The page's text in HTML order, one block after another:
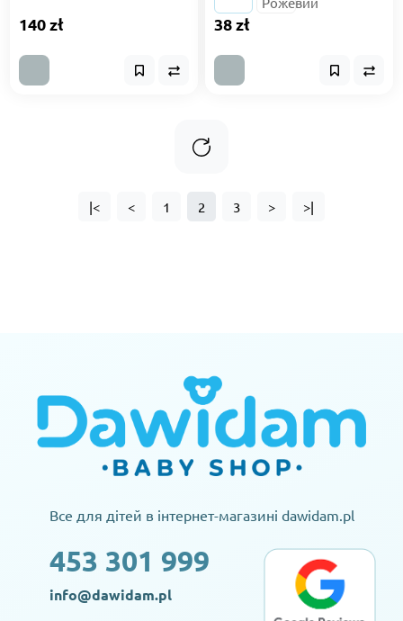
140 zł 38 zł
|< < 1 2 3 > >|
Все для дітей в інтернет-магазині dawidam.pl
453 301 999
info@dawidam.pl